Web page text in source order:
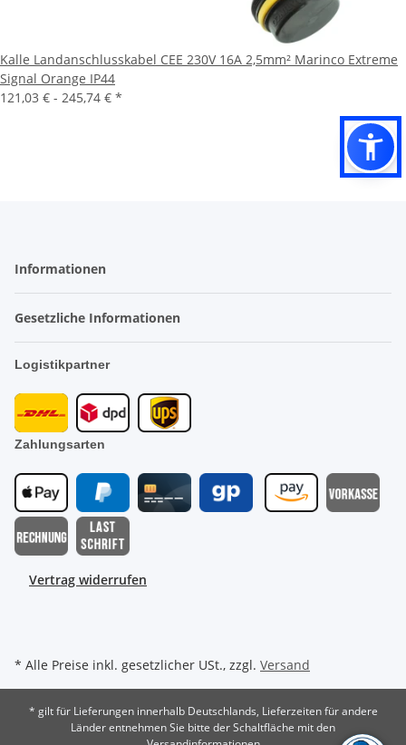
Kalle Landanschlusskabel CEE 230V 16A 2,5mm² Marinco Extreme
Signal Orange IP44
121,03 € - 245,74 € *
Informationen
Gesetzliche Informationen
Logistikpartner
Zahlungsarten
Vertrag widerrufen
* Alle Preise inkl. gesetzlicher USt., zzgl. Versand
* gilt für Lieferungen innerhalb Deutschlands, Lieferzeiten für andere
Länder entnehmen Sie bitte der Schaltfläche mit den